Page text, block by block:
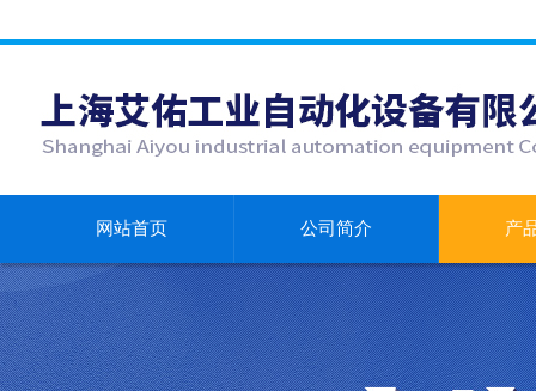
网站首页 公司简介 产